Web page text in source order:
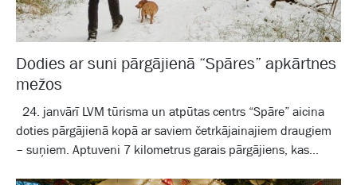
Dodies ar suni pārgājienā “Spāres” apkārtnes
mežos
24. janvārī LVM tūrisma un atpūtas centrs “Spāre” aicina
doties pārgājienā kopā ar saviem četrkājainajiem draugiem
– suņiem. Aptuveni 7 kilometrus garais pārgājiens, kas...